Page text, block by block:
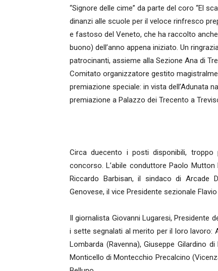
“Signore delle cime” da parte del coro “El
dinanzi alle scuole per il veloce rinfresco
e fastoso del Veneto, che ha raccolto
buono) dell’anno appena iniziato. Un
patrocinanti, assieme alla Sezione Ana di
Comitato organizzatore gestito
premiazione speciale: in vista dell’Adunata
premiazione a Palazzo dei Trecento a
Circa duecento i posti disponibili,
concorso. L’abile conduttore Paolo
Riccardo Barbisan, il sindaco di Arcade
Genovese, il vice Presidente sezionale
Il giornalista Giovanni Lugaresi, Presidente
i sette segnalati al merito per il loro lavoro:
Lombarda (Ravenna), Giuseppe Gilardino
Monticello di Montecchio Precalcino